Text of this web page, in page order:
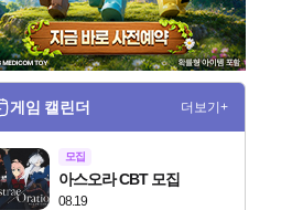
게임 캘린더 더보기+
모집
08.19
아스오라 CBT 모집